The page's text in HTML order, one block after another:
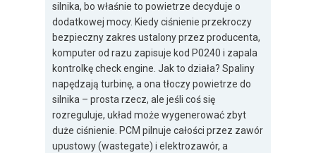
silnika, bo właśnie to powietrze decyduje o
dodatkowej mocy. Kiedy ciśnienie przekroczy
bezpieczny zakres ustalony przez producenta,
komputer od razu zapisuje kod P0240 i zapala
kontrolkę check engine. Jak to działa? Spaliny
napędzają turbinę, a ona tłoczy powietrze do
silnika – prosta rzecz, ale jeśli coś się
rozreguluje, układ może wygenerować zbyt
duże ciśnienie. PCM pilnuje całości przez zawór
upustowy (wastegate) i elektrozawór, a